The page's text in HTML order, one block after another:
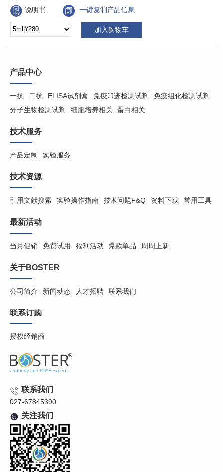
说明书
一键复制产品信息
加入购物车
产品中心
一抗 二抗 ELISA试剂盒 免疫印迹检测试剂
免疫组化检测试剂
分子生物检测试剂
细胞培养相关 蛋白相关
技术服务
产品定制 实验服务
技术资源
引用文献搜索 实验操作指南 技术问题F&Q 资料下载 常用工具
最新活动
当月促销 免费试用 福利活动 爆款单品 周周上新
关于BOSTER
公司简介 新闻动态 人才招聘 联系我们
联系订购
授权经销商
联系我们
027-67845390
关注我们